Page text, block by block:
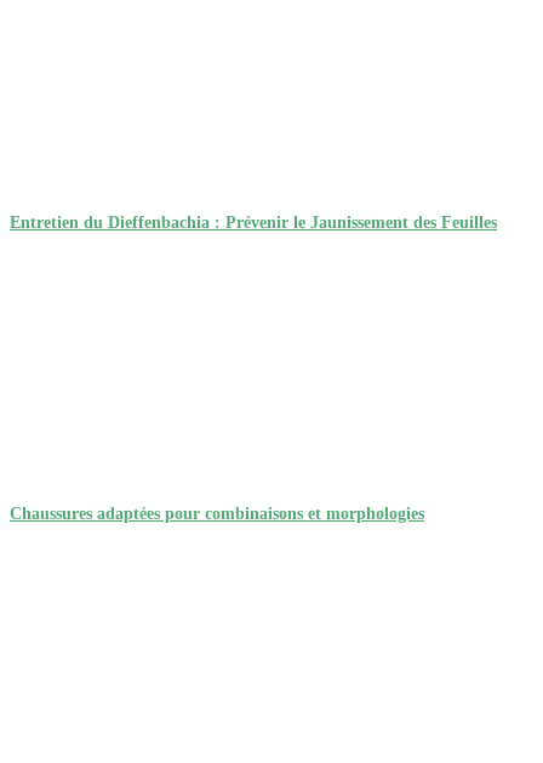
Entretien du Dieffenbachia : Prévenir le Jaunissement des Feuilles
Chaussures adaptées pour combinaisons et morphologies